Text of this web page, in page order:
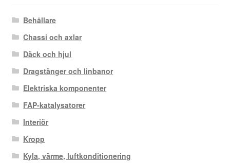
Behållare
Chassi och axlar
Däck och hjul
Dragstänger och linbanor
Elektriska komponenter
FAP-katalysatorer
Interiör
Kropp
Kyla, värme, luftkonditionering